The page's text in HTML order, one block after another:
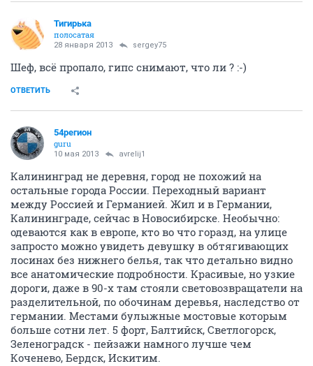
Тигирька
полосатая
28 января 2013 sergey75
Шеф, всё пропало, гипс снимают, что ли ? :-)
ОТВЕТИТЬ
54регион
guru
10 мая 2013 avrelij1
Калининград не деревня, город не похожий на
остальные города России. Переходный вариант
между Россией и Германией. Жил и в Германии,
Калининграде, сейчас в Новосибирске. Необычно:
одеваются как в европе, кто во что горазд, на улице
запросто можно увидеть девушку в обтягивающих
лосинах без нижнего белья, так что детально видно
все анатомические подробности. Красивые, но узкие
дороги, даже в 90-х там стояли световозвращатели на
разделительной, по обочинам деревья, наследство от
германии. Местами булыжные мостовые которым
больше сотни лет. 5 форт, Балтийск, Светлогорск,
Зеленоградск - пейзажи намного лучше чем
Коченево, Бердск, Искитим.